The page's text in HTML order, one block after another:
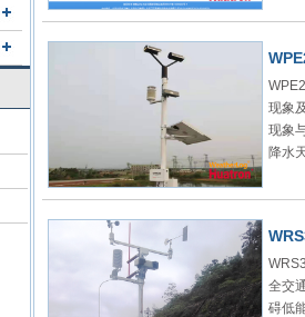
现象
现象
降水
全交
碍低